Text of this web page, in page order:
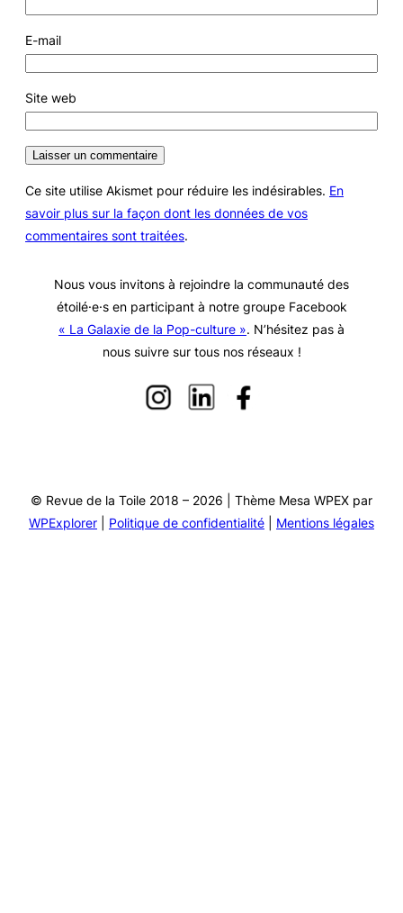
E-mail
Site web
Ce site utilise Akismet pour réduire les indésirables. En
savoir plus sur la façon dont les données de vos
commentaires sont traitées.
Nous vous invitons à rejoindre la communauté des
étoilé·e·s en participant à notre groupe Facebook
« La Galaxie de la Pop-culture ». N’hésitez pas à
nous suivre sur tous nos réseaux !
© Revue de la Toile 2018 – 2026 | Thème Mesa WPEX par
WPExplorer
Politique de confidentialité Mentions légales